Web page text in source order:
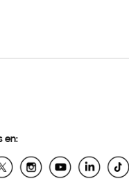
en: